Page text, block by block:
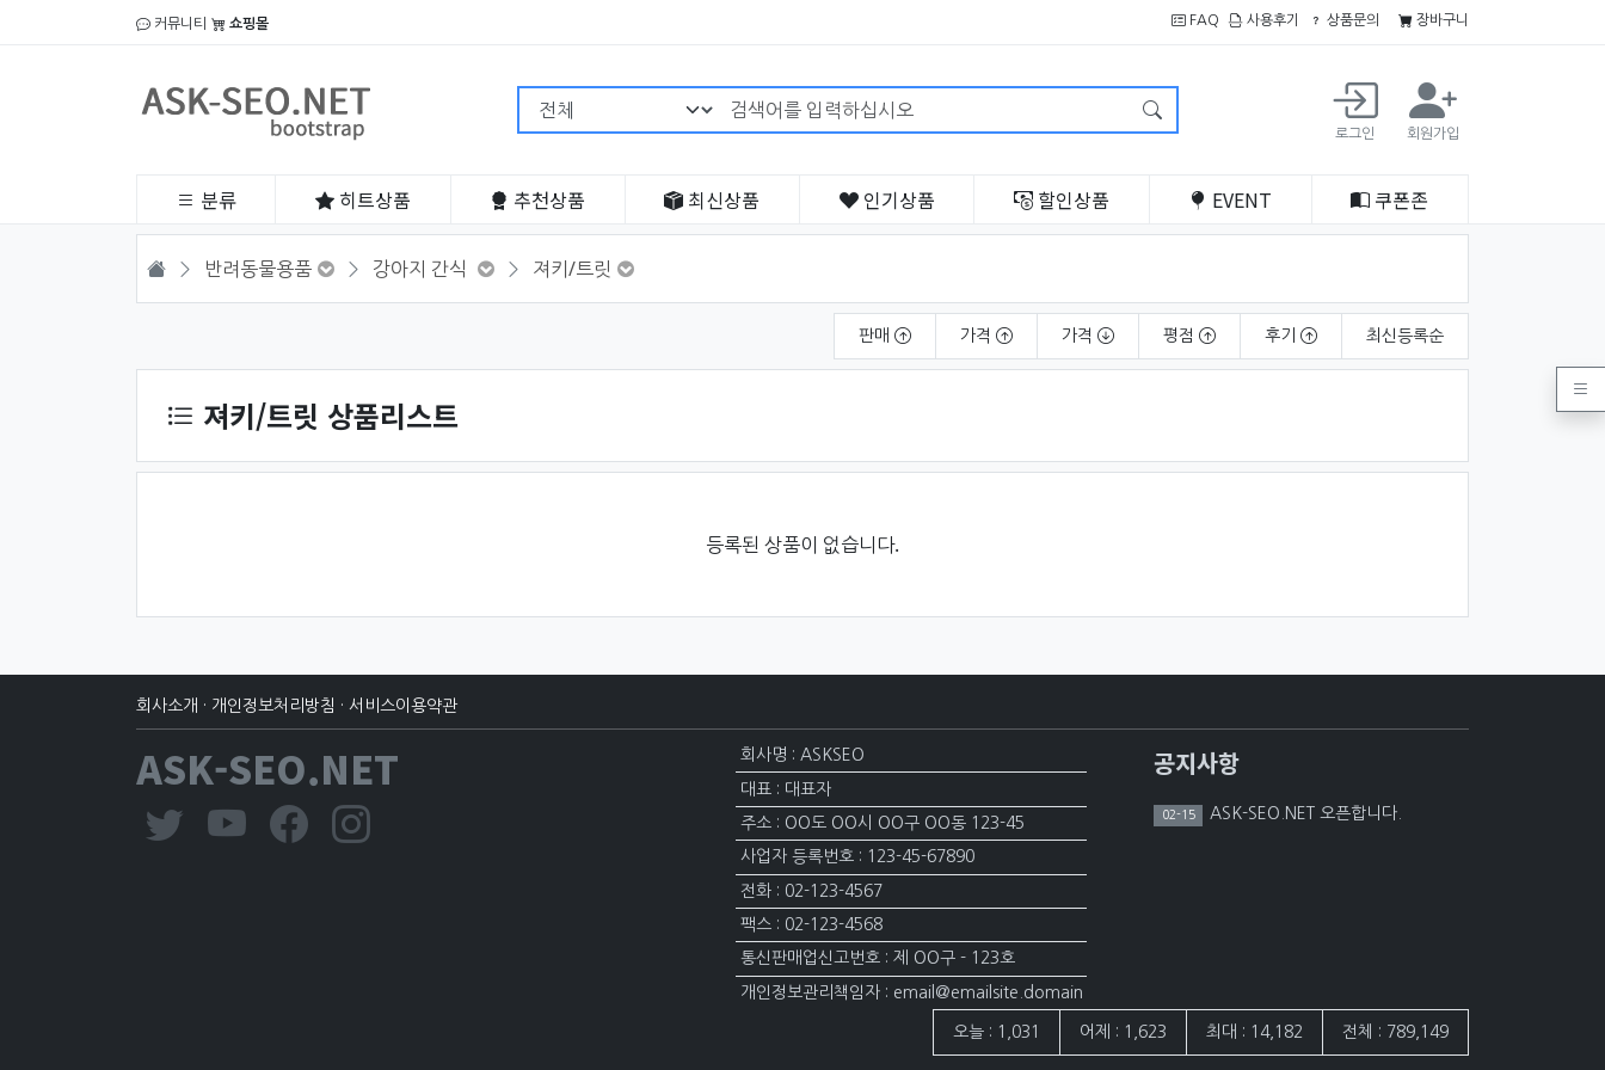
커뮤니티 쇼핑몰 FAQ 사용후기 상품문의 장바구니
검색어 필수
로그인 회원가입
분류 히트상품 추천상품 최신상품 인기상품 할인상품 EVENT 쿠폰존
HOME 반려동물용품 강아지 간식 져키/트릿
판매 가격 가격 평점 후기 최신등록순
져키/트릿 상품리스트
등록된 상품이 없습니다.
회사소개 · 개인정보처리방침 · 서비스이용약관
ASK-SEO.NET 회사명 : ASKSEO
대표 : 대표자
주소 : OO도 OO시 OO구 OO동 123-45
사업자 등록번호 : 123-45-67890
전화 : 02-123-4567
팩스 : 02-123-4568
통신판매업신고번호 : 제 OO구 - 123호
개인정보관리책임자 : email@emailsite.domain
공지사항
02-15 ASK-SEO.NET 오픈합니다.
접속자집계
오늘 : 1,031 어제 : 1,623 최대 : 14,182 전체 : 789,149